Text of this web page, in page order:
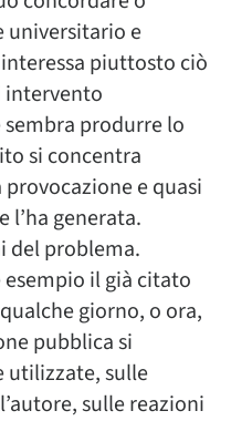
universitario e
piuttosto ciò
intervento
produrre lo
si concentra
e quasi
l’ha generata.
del problema.
il già citato
giorno, o ora,
pubblica si
utilizzate, sulle
sulle reazioni